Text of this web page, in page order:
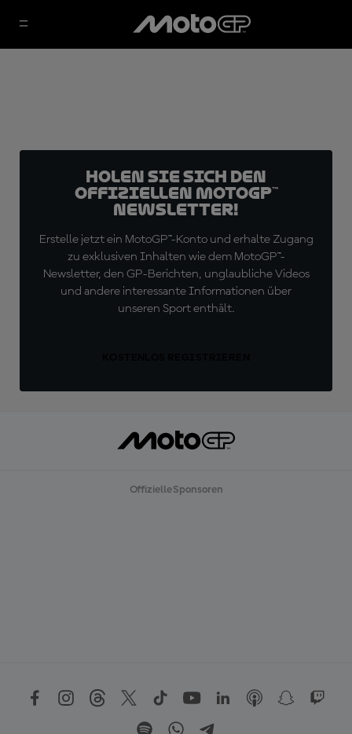
Holen Sie sich den
offiziellen MotoGP™
Newsletter!
Erstelle jetzt ein MotoGP™-Konto und erhalte Zugang
zu exklusiven Inhalten wie dem MotoGP™-
Newsletter, den GP-Berichten, unglaubliche Videos
und andere interessante Informationen über
unseren Sport enthält.
Offizielle Sponsoren